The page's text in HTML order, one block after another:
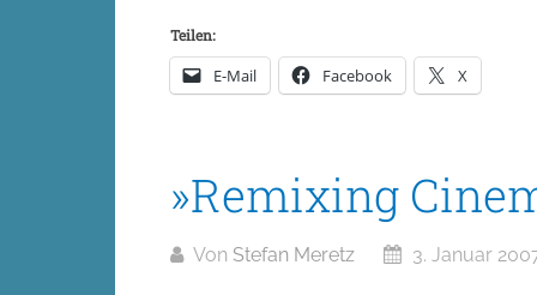
Teilen:
E-Mail Facebook X
»Remixing
Von Stefan Meretz 3. Januar